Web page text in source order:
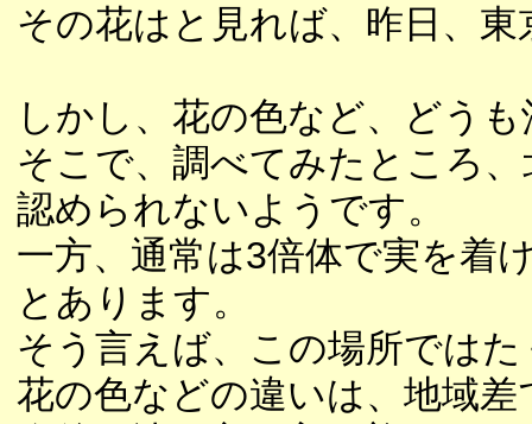
その花はと見れば、昨日、
しかし、花の色など、どう
そこで、調べてみたところ
認められないようです。
一方、通常は3倍体で実を着
とあります。
そう言えば、この場所では
花の色などの違いは、地域